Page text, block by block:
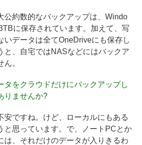
約数的なバックアップは、Windo
に保存されています。加えて、写
いデータは全てOneDriveにも保存し
と、自宅ではNASなどにはバックア
。
タをクラウドだけにバックアップし
りませんか?
安ですね。けど、ローカルにもある
と思っています。で、ノートPCとか
は、それだけのデータが入りきるわ